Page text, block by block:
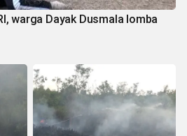
warga Dayak Dusmala lomba